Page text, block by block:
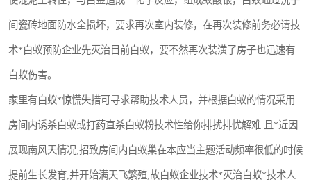
间瓷砖地面防水全损坏，要求再次室内装修，在再次装修前务必请技
术*白蚁预防企业先灭治目前白蚁，要不然再次装潢了房子也迅速有
白蚁伤害。
家里有白蚁*惊慌失措可寻求帮助技术人员，并根据白蚁的情况采用
房间内诱杀白蚁或打药直杀白蚁粉技术性给你排扰排忧解难.且*近因
展现南风天情况,招致房间内白蚁巢在本应当主题活动频率很低的时候
提前生长发育,并开始满天飞繁殖,故白蚁企业技术*灭治白蚁*技术人